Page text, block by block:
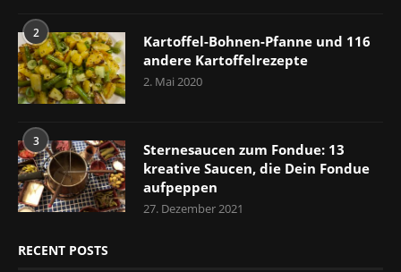
2
Kartoffel-Bohnen-Pfanne und 116
andere Kartoffelrezepte
2. Mai 2020
3
Sternesaucen zum Fondue: 13
kreative Saucen, die Dein Fondue
aufpeppen
27. Dezember 2021
RECENT POSTS